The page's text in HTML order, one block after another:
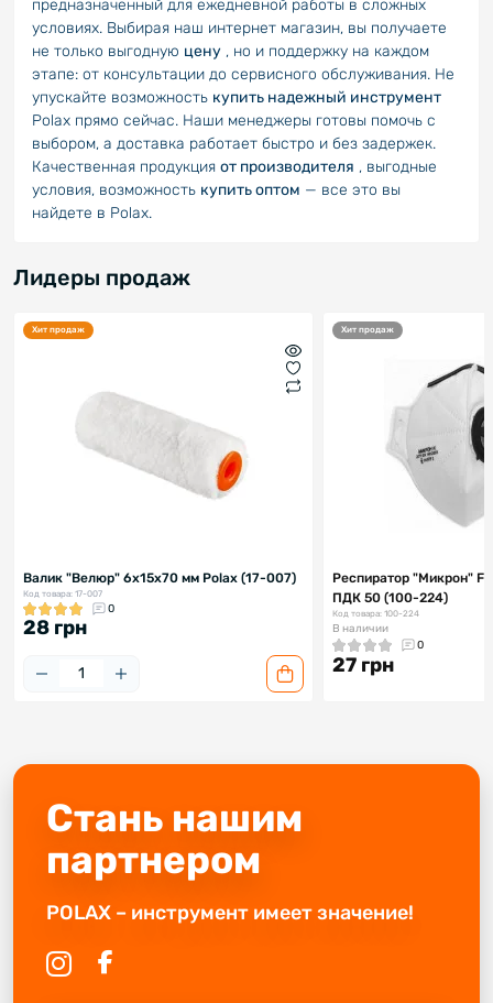
предназначенный для ежедневной работы в сложных
условиях. Выбирая наш интернет магазин, вы получаете
не только выгодную цену , но и поддержку на каждом
этапе: от консультации до сервисного обслуживания. Не
упускайте возможность купить надежный инструмент
Polax прямо сейчас. Наши менеджеры готовы помочь с
выбором, а доставка работает быстро и без задержек.
Качественная продукция от производителя , выгодные
условия, возможность купить оптом — все это вы
найдете в Polax.
Лидеры продаж
Хит продаж
Валик "Велюр" 6х15х70 мм Polax (17-007)
Код товара: 17-007
0
28 грн
Хит продаж
Респиратор "Микрон"
ПДК 50 (100-224)
Код товара: 100-224
В наличии
0
27 грн
Стань нашим
партнером
POLAX – инструмент имеет значение!